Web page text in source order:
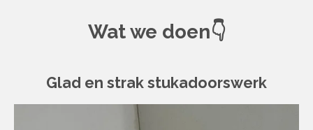
Wat we doen👇
Glad en strak stukadoorswerk